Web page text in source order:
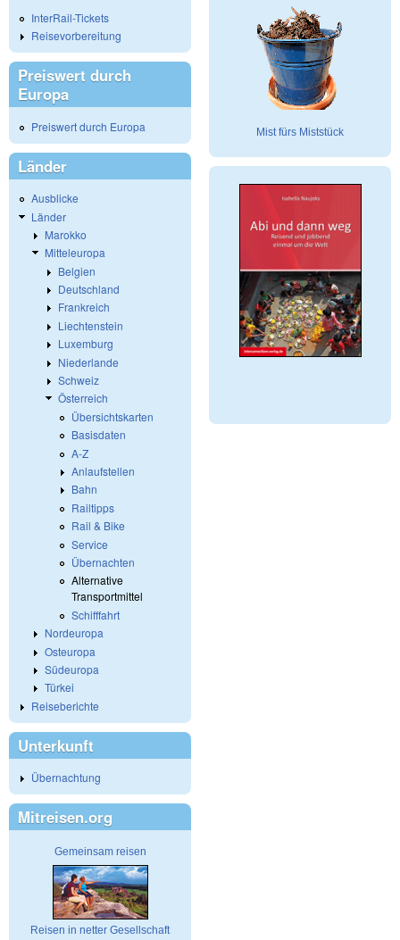
InterRail-Tickets
Reisevorbereitung
Preiswert durch
Europa
Preiswert durch Europa
Länder
Ausblicke
Länder
Marokko
Mitteleuropa
Belgien
Deutschland
Frankreich
Liechtenstein
Luxemburg
Niederlande
Schweiz
Österreich
Übersichtskarten
Basisdaten
A-Z
Anlaufstellen
Bahn
Railtipps
Rail & Bike
Service
Übernachten
Alternative
Transportmittel
Schifffahrt
Nordeuropa
Osteuropa
Südeuropa
Türkei
Reiseberichte
Unterkunft
Übernachtung
Mitreisen.org
Gemeinsam reisen
Reisen in netter Gesellschaft
Mist fürs Miststück